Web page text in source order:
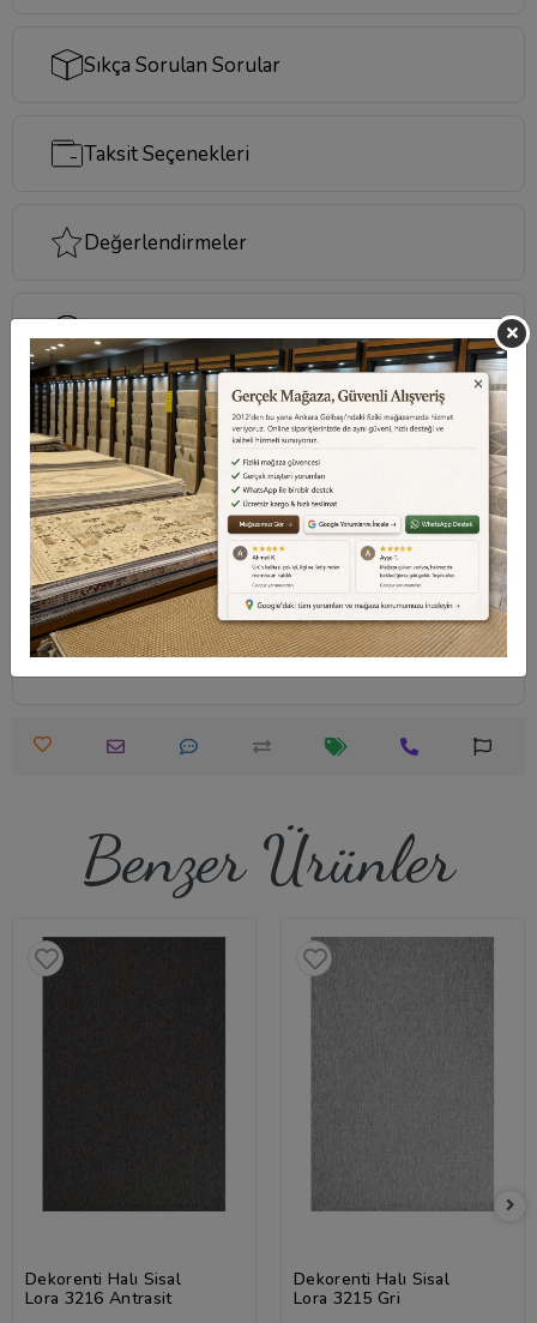
Sıkça Sorulan Sorular
Taksit Seçenekleri
Değerlendirmeler
Aklınızdaki soruların yanıtları ve önemli konuların
cevapları içindestek merkezisayfamızı ziyaret
edebilirsiniz.
Destek Merkezi
0540 001 51 51
Whatsapp Destek
0540 001 51 51
Öneri ve Şikayet
Benzer Ürünler
Dekorenti Halı Sisal
Lora 3216 Antrasit
Dekorenti Halı Sisal
Lora 3215 Gri